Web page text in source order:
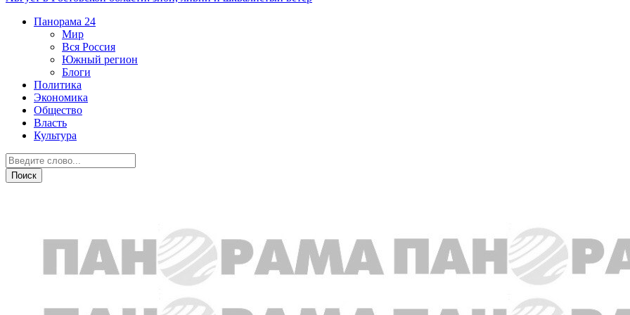
Панорама 24
Мир
Вся Россия
Южный регион
Блоги
Политика
Экономика
Общество
Власть
Культура